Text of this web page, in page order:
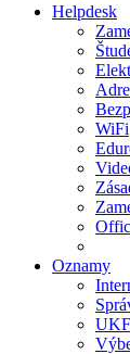
Helpdesk
WiFi
Oznamy